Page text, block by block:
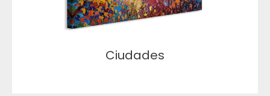
Ciudades